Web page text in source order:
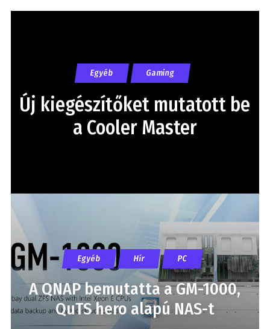
Egyéb Gaming
Új kiegészítőket mutatott be
a Cooler Master
Egyéb Hír PC
A QNAP bemutatta a GM-1000,
QuTS hero alapú NAS-t